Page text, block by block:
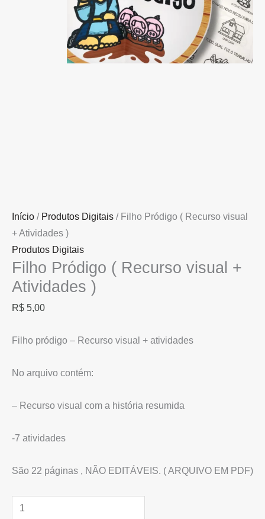
Início / Produtos Digitais / Filho Pródigo ( Recurso visual
+ Atividades )
Produtos Digitais
Filho Pródigo ( Recurso visual +
Atividades )
R$ 5,00
Filho pródigo – Recurso visual + atividades
No arquivo contém:
– Recurso visual com a história resumida
-7 atividades
São 22 páginas , NÃO EDITÁVEIS. ( ARQUIVO EM PDF)